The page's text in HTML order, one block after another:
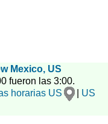
Mexico, US
fueron las 3:00.
horarias US
US